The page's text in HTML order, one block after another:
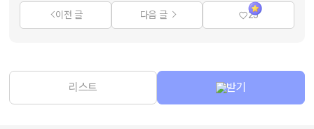
이전 글 다음 글 25
리스트 받기